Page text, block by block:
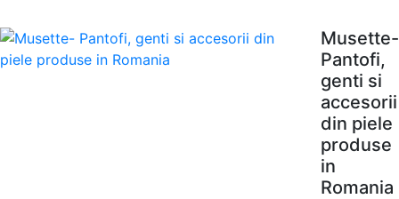
Musette-
Pantofi,
genti si
accesorii
din piele
produse
in
Romania